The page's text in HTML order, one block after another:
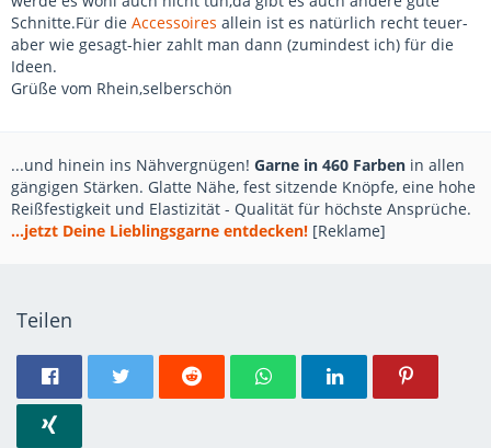
Schnitte.Für die Accessoires allein ist es natürlich recht teuer-
aber wie gesagt-hier zahlt man dann (zumindest ich) für die
Ideen.
Grüße vom Rhein,selberschön
...und hinein ins Nähvergnügen! Garne in 460 Farben in allen
gängigen Stärken. Glatte Nähe, fest sitzende Knöpfe, eine hohe
Reißfestigkeit und Elastizität - Qualität für höchste Ansprüche.
...jetzt Deine Lieblingsgarne entdecken! [Reklame]
Teilen